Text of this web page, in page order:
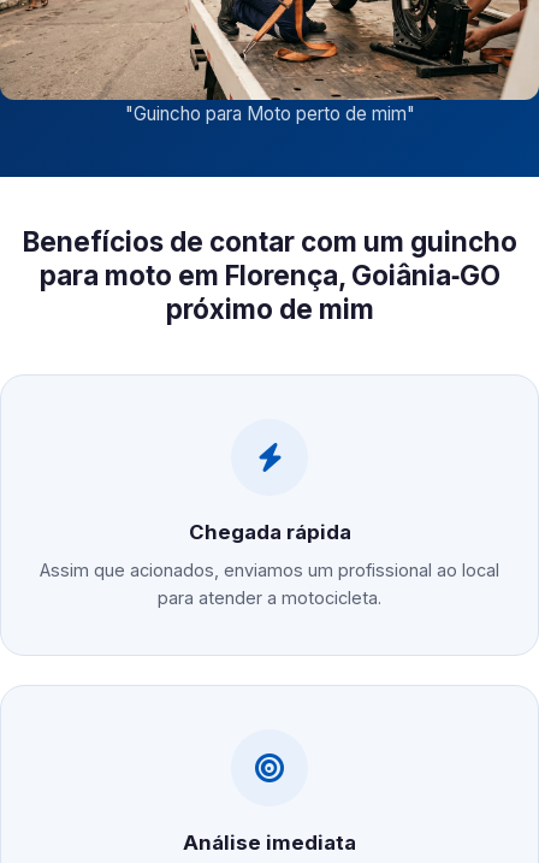
"Guincho para Moto perto de mim"
Benefícios de contar com um guincho
para moto em Florença, Goiânia‑GO
próximo de mim
Chegada rápida
Assim que acionados, enviamos um profissional ao local
para atender a motocicleta.
Análise imediata